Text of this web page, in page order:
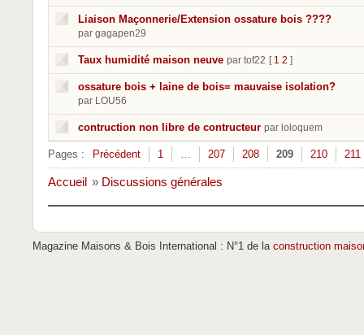
Liaison Maçonnerie/Extension ossature bois ????
par gagapen29
Taux humidité maison neuve par tof22 [ 1 2 ]
ossature bois + laine de bois= mauvaise isolation?
par LOU56
contruction non libre de contructeur par loloquem
Pages : Précédent 1 … 207 208 209 210 211
Accueil » Discussions générales
Magazine Maisons & Bois International : N°1 de la construction